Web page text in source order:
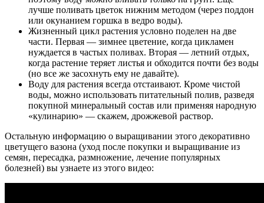
лучше поливать цветок нижним методом (через поддон
или окунанием горшка в ведро воды).
Жизненный цикл растения условно поделен на две
части. Первая — зимнее цветение, когда цикламен
нуждается в частых поливах. Вторая — летний отдых,
когда растение теряет листья и обходится почти без воды
(но все же засохнуть ему не давайте).
Воду для растения всегда отстаивают. Кроме чистой
воды, можно использовать питательный полив, разведя
покупной минеральный состав или применяя народную
«кулинарию» — скажем, дрожжевой раствор.
Остальную информацию о выращивании этого декоративно
цветущего вазона (уход после покупки и выращивание из
семян, пересадка, размножение, лечение популярных
болезней) вы узнаете из этого видео: